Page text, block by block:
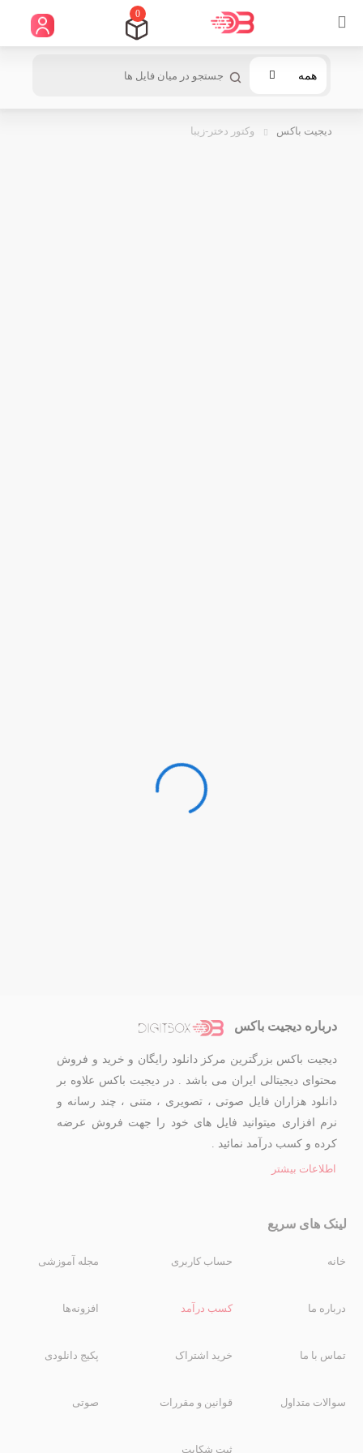
0
همه
دیجیت باکس وکتور دختر-زیبا
درباره دیجیت باکس
دیجیت باکس بزرگترین مرکز دانلود رایگان و خرید و فروش
محتوای دیجیتالی ایران می باشد . در دیجیت باکس علاوه بر
دانلود هزاران فایل صوتی ، تصویری ، متنی ، چند رسانه و
نرم افزاری میتوانید فایل های خود را جهت فروش عرضه
کرده و کسب درآمد نمائید .
اطلاعات بیشتر
لینک های سریع
خانه
درباره ما
تماس با ما
سوالات متداول
حساب کاربری
کسب درآمد
خرید اشتراک
قوانین و مقررات
ثبت شکایت
مجله آموزشی
افزونه‌ها
پکیج دانلودی
صوتی